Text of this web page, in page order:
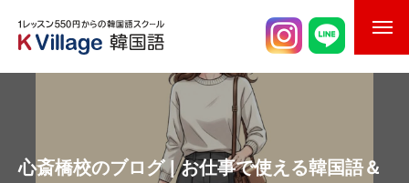
校舎案内
韓国語講師紹介
心斎橋校のブログ | お仕事で使える韓国語＆